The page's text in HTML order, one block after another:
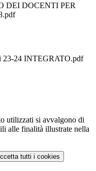
DEI DOCENTI PER
23-24 INTEGRATO.pdf
utilizzati si avvalgono di
alle finalità illustrate nella
tutti i cookies